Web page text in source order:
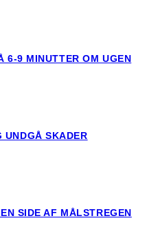
6-9 MINUTTER OM UGEN
SKADER
SIDE AF MÅLSTREGEN